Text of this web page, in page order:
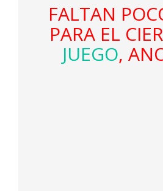
FALTAN
PARA EL
JUEGO,